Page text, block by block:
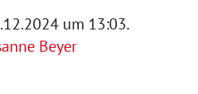
um 13:03.
Beyer